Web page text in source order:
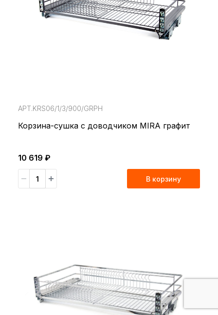
АРТ.KRS06/1/3/900/GRPH
Корзина-сушка с доводчиком MIRA графит
10 619 ₽
В корзину